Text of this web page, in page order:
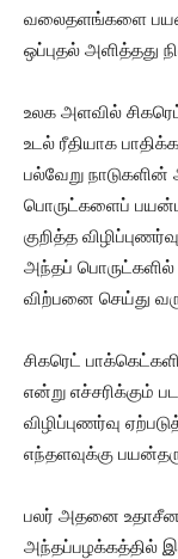
வலைதளங்களை
ஒப்புதல் அளித்தது
உலக அளவில்
உடல் ரீதியாக
பல்வேறு நாடுகளின்
பொருட்களைப்
குறித்த
அந்தப்
விற்பனை செய்து
சிகரெட்
என்று எச்சரிக்கும்
விழிப்புணர்வு
எந்தளவுக்கு
பலர் அதனை
அந்தப்பழக்கத்தில்